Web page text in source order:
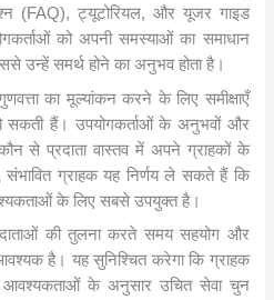
(FAQ), ट्यूटोरियल, और यूजर गाइड
को अपनी समस्याओं का समाधान
उन्हें समर्थ होने का अनुभव होता है।
का मूल्यांकन करने के लिए समीक्षाएँ
सकती हैं। उपयोगकर्ताओं के अनुभवों और
से प्रदाता वास्तव में अपने ग्राहकों के
संभावित ग्राहक यह निर्णय ले सकते हैं कि
के लिए सबसे उपयुक्त है।
की तुलना करते समय सहयोग और
है। यह सुनिश्चित करेगा कि ग्राहक
के अनुसार उचित सेवा चुन